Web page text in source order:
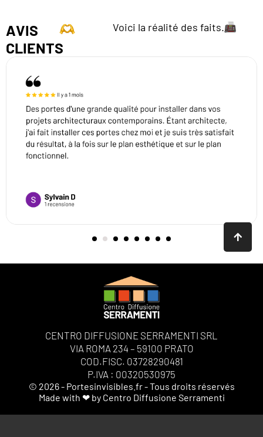
AVIS
CLIENTS
Voici la réalité des faits.
CENTRO DIFFUSIONE SERRAMENTI SRL
VIA ROMA 234 – 59100 PRATO
COD.FISC. 03728290481
P.IVA : 00320530975
© 2026 - Portesinvisibles.fr - Tous droits réservés
Made with ❤ by Centro Diffusione Serramenti